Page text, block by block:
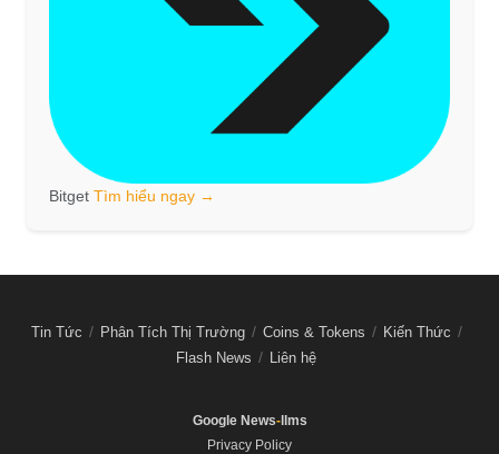
Bitget Tìm hiểu ngay →
Tin Tức Phân Tích Thị Trường Coins & Tokens
Kiến Thức
Flash News
Liên hệ
Google News-llms
Privacy Policy